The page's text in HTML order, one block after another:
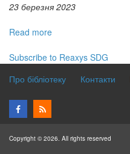
23 березня 2023
Read more
Elsevier
та
Subscribe to Reaxys SDG
Про бібліотеку
Контакти
Copyright © 2026. All rights reserved